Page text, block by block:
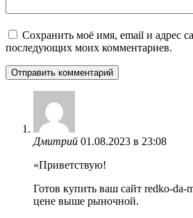
Сохранить моё имя, email и адрес
последующих моих комментариев.
Дмитрий 01.08.2023 в 23:08
«Приветствую!
Готов купить ваш сайт redko-da-
цене выше рыночной.